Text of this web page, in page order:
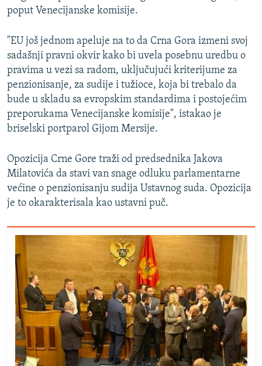
poput Venecijanske komisije.
"EU još jednom apeluje na to da Crna Gora izmeni svoj
sadašnji pravni okvir kako bi uvela posebnu uredbu o
pravima u vezi sa radom, uključujući kriterijume za
penzionisanje, za sudije i tužioce, koja bi trebalo da
bude u skladu sa evropskim standardima i postojećim
preporukama Venecijanske komisije", istakao je
briselski portparol Gijom Mersije.
Opozicija Crne Gore traži od predsednika Jakova
Milatovića da stavi van snage odluku parlamentarne
većine o penzionisanju sudija Ustavnog suda. Opozicija
je to okarakterisala kao ustavni puč.